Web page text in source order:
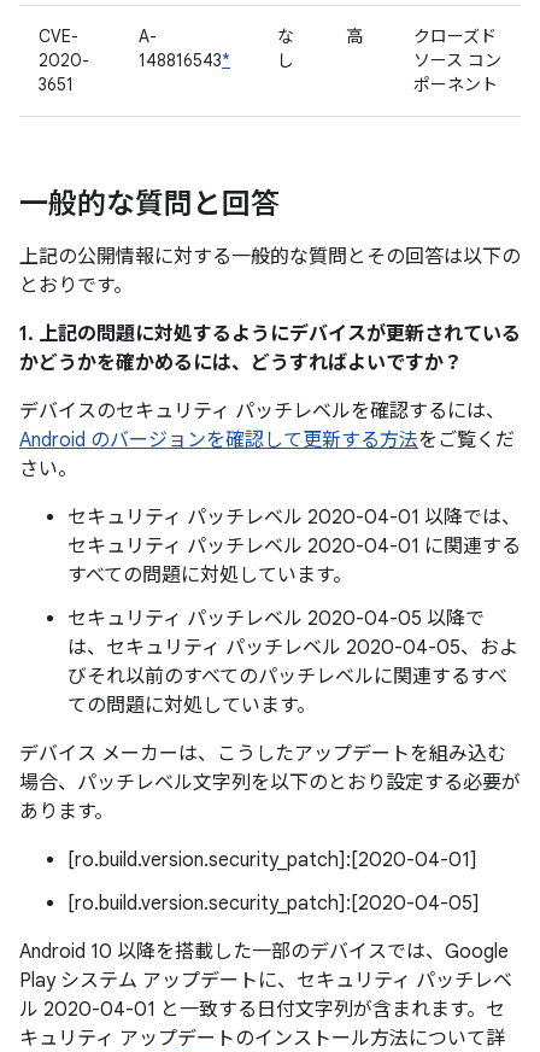
CVE-
2020-
3651
A-
148816543*
な
し
高
クローズド
ソース コン
ポーネント
一般的な質問と回答
上記の公開情報に対する一般的な質問とその回答は以下の
とおりです。
1. 上記の問題に対処するようにデバイスが更新されている
かどうかを確かめるには、どうすればよいですか？
デバイスのセキュリティ パッチレベルを確認するには、
Android のバージョンを確認して更新する方法をご覧くだ
さい。
セキュリティ パッチレベル 2020-04-01 以降では、
セキュリティ パッチレベル 2020-04-01 に関連する
すべての問題に対処しています。
セキュリティ パッチレベル 2020-04-05 以降で
は、セキュリティ パッチレベル 2020-04-05、およ
びそれ以前のすべてのパッチレベルに関連するすべ
ての問題に対処しています。
デバイス メーカーは、こうしたアップデートを組み込む
場合、パッチレベル文字列を以下のとおり設定する必要が
あります。
[ro.build.version.security_patch]:[2020-04-01]
[ro.build.version.security_patch]:[2020-04-05]
Android 10 以降を搭載した一部のデバイスでは、Google
Play システム アップデートに、セキュリティ パッチレベ
ル 2020-04-01 と一致する日付文字列が含まれます。セ
キュリティ アップデートのインストール方法について詳